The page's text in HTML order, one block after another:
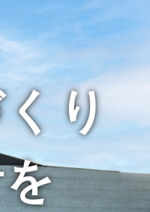
り